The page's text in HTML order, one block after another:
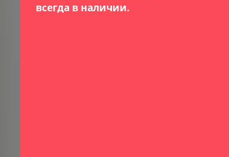
всегда в наличии.